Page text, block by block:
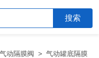
气动隔膜阀 >气动罐底隔膜